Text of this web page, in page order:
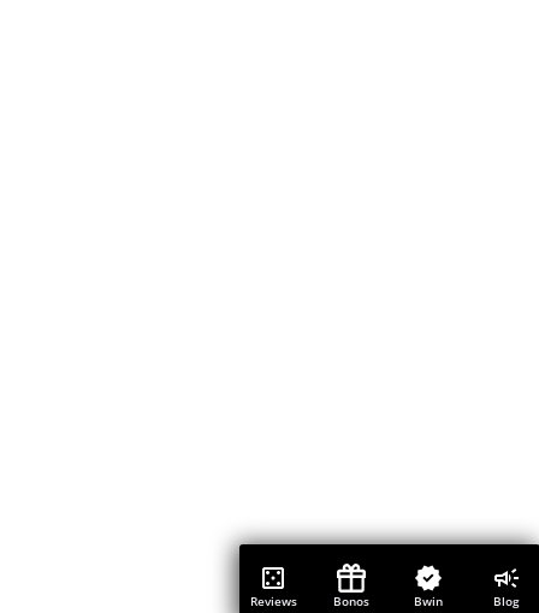
Reviews Bonos Bwin Blog